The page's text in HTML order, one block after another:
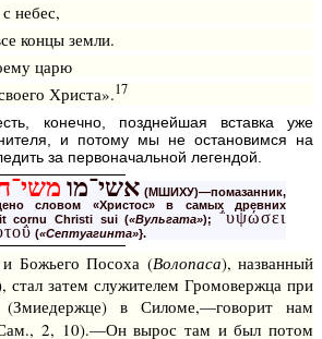
небес,
концы земли.
царю
Христа».17
конечно, позднейшая вставка уже
и потому мы не остановимся на
за первоначальной легендой.
אשי־מו(МШИХУ)—помазанник,
словом «Христос» в самых древних
cornu Christi sui(«Вульгата»); ΅υψώσει
(«Септуагинта»}.
Божьего Посоха (Волопаса), названный
стал затем служителем Громовержца при
(Змиедержце) в Силоме,—говорит нам
2, 10).—Он вырос там и был потом